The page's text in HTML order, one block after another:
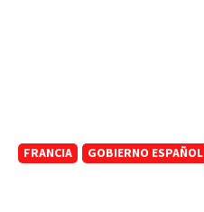
FRANCIA GOBIERNO ESPAÑOL